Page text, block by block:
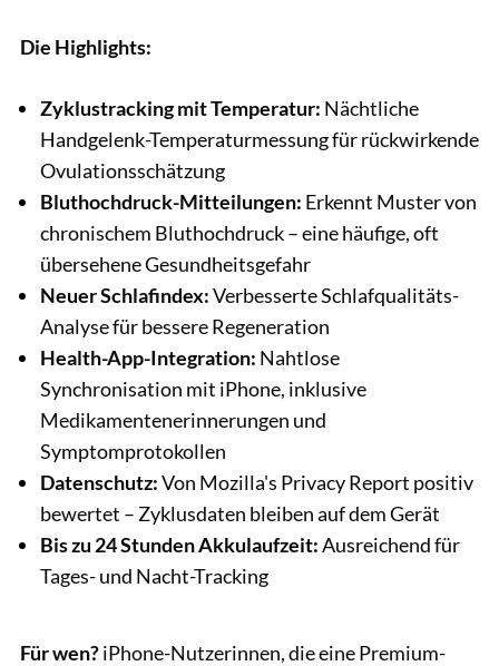
Die Highlights:
Zyklustracking mit Temperatur: Nächtliche
Handgelenk-Temperaturmessung für rückwirkende
Ovulationsschätzung
Bluthochdruck-Mitteilungen: Erkennt Muster von
chronischem Bluthochdruck – eine häufige, oft
übersehene Gesundheitsgefahr
Neuer Schlafindex:Verbesserte Schlafqualitäts-
Analyse für bessere Regeneration
Health-App-Integration: Nahtlose
Synchronisation mit iPhone, inklusive
Medikamentenerinnerungen und
Symptomprotokollen
Datenschutz:Von Mozilla's Privacy Report positiv
bewertet – Zyklusdaten bleiben auf dem Gerät
Bis zu 24 Stunden Akkulaufzeit:Ausreichend für
Tages- und Nacht-Tracking
Für wen?iPhone-Nutzerinnen, die eine Premium-